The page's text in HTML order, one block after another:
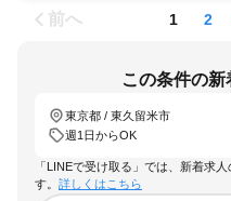
前へ 1 2
この条件の
東京都 / 東久留米市
週1日からOK
「LINEで受け取る」では、新着求
す。 詳しくはこちら